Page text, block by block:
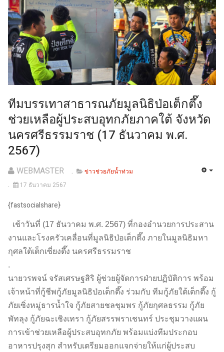
ทีมบรรเทาสาธารณภัยมูลนิธิป่อเต็กตึ๊ง
ช่วยเหลือผู้ประสบอุทกภัยภาคใต้ จังหวัด
นครศรีธรรมราช (17 ธันวาคม พ.ศ.
2567)
WEBMASTER
ข่าวช่วยภัยน้ำท่วม
17 ธันวาคม 2567
{fastsocialshare}
เช้าวันที่ (17 ธันวาคม พ.ศ. 2567) ที่กองอำนวยการประสาน
งานและโรงครัวเคลื่อนที่มูลนิธิป่อเต็กตึ๊ง ภายในมูลนิธิมหา
กุศลใต้เต็กเซี่ยงตึ๊ง นครศรีธรรมราช
.
นายวรพจน์ จรัสเศรษฐสิริ ผู้ช่วยผู้จัดการฝ่ายปฏิบัติการ พร้อม
เจ้าหน้าที่กู้ชีพกู้ภัยมูลนิธิป่อเต็กตึ๊ง ร่วมกับ ทีมกู้ภัยใต้เต็กตึ๊ง กู้
ภัยเซิ่งหมู่ธารน้ำใจ กู้ภัยสายชลชุมพร กู้ภัยกุศลธรรม กู้ภัย
พัทลุง กู้ภัยฉะเชิงเทรา กู้ภัยสรรพราเชนทร์ ประชุมวางแผน
การเข้าช่วยเหลือผู้ประสบอุทกภัย พร้อมแบ่งทีมประกอบ
อาหารปรุงสุก สำหรับเตรียมออกแจกจ่ายให้แก่ผู้ประสบ